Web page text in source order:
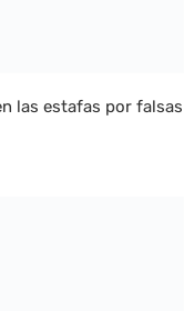
las estafas por falsas